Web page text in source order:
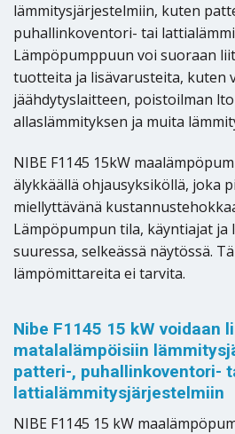
lämmitysjärjestelmiin, kuten
puhallinkoventori- tai
Lämpöpumppuun voi suoraan
tuotteita ja lisävarusteita, kuten
jäähdytyslaitteen, poistoilman
allaslämmityksen ja muita
NIBE F1145 15kW
älykkäällä ohjausyksiköllä, joka
miellyttävänä
Lämpöpumpun tila, käyntiajat ja
suuressa, selkeässä näytössä.
lämpömittareita ei tarvita.
Nibe F1145 15 kW voidaan
matalalämpöisiin
patteri-, puhallinkoventori-
lattialämmitysjärjestelmiin
NIBE F1145 15 kW